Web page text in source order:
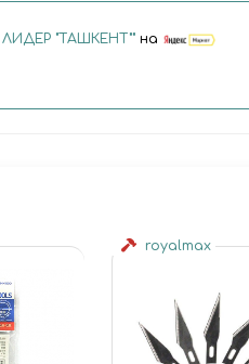
ЛИДЕР "ТАШКЕНТ""на
royalmax